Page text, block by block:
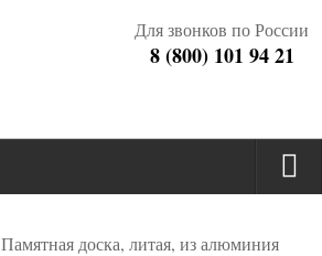
Для звонков по России
8 (800) 101 94 21
Памятная доска, литая, из алюминия